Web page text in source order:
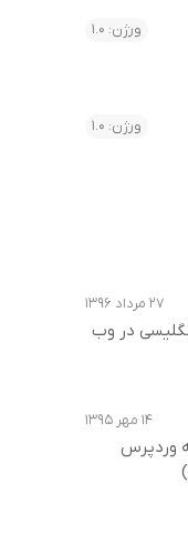
ورژن: 1.0
ورژن: 1.0
۲۷ مرداد ۱۳۹۶
در وب‌
۱۴ مهر ۱۳۹۵
وردپرس